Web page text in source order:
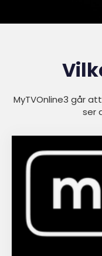
MyTVOnline3 går
ser